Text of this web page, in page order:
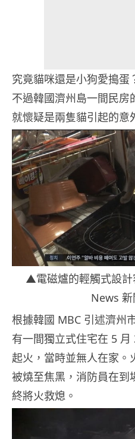
究竟貓咪還是小狗愛搗蛋
不過韓國濟州島一間民房
就懷疑是兩隻貓引起的意
▲電磁爐的輕觸式設計
News 新
根據韓國 MBC 引述濟州
有一間獨立式住宅在 5
起火，當時並無人在家。
被燒至焦黑，消防員在到
終將火救熄。